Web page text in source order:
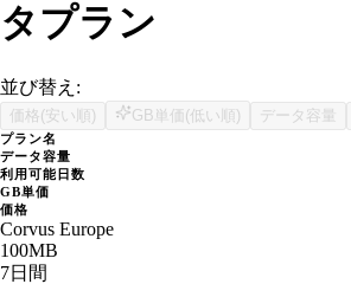
タプラン
並び替え:
価格(安い順) GB単価(低い順) データ容量
プラン名
データ容量
利用可能日数
GB単価
価格
Corvus Europe
100MB
7日間